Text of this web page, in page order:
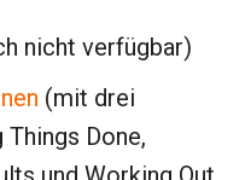
nicht verfügbar)
(mit drei
Done,